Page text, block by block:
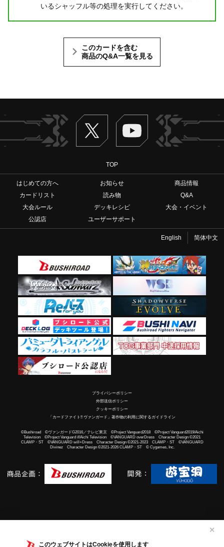
このウェブサイトはCookieを使用します
✕
いるシャッフル等の処理を実行してください。
このカードを含む
商品のQ&A一覧を見る
Twitter ヴァンガードch
TOP
はじめての方へ お知らせ
商品情報
カードリスト
読み物
Q&A
大会ルール
デッキレシピ
大会・イベント
公認店
ユーザーサポート
English 简体中文
プライバシーポリシー
外部送信ポリシー
クッキーポリシー
「カードファイト!! ヴァンガード」著作物の利用に関するガイドライン
©Bushiroad ©ヴァンガードG2016／テレビ東京 ©Project Vanguard2018 ©Project Vanguard2019/Aichi
Television ©Project Vanguard if/Aichi Television ©VANGUARD overDress Character Design ©2021
CLAMP・ST ©VANGUARD will+Dress Character Design ©2021-2023 CLAMP・ST ©VANGUARD
Divinez Character Design ©2021-2026 CLAMP・ST © Cygames, Inc.